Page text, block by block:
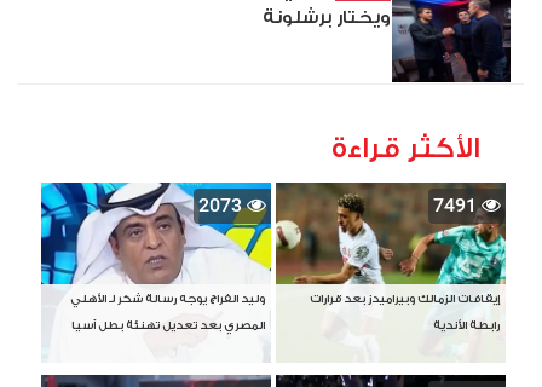
ويختار برشلونة
الأكثر قراءة
7491
إيقافات الزمالك وبيراميدز بعد قرارات
رابطة الأندية
2073
وليد الفراج يوجه رسالة شكر لـ الأهلي
المصري بعد تعديل تهنئة بطل آسيا